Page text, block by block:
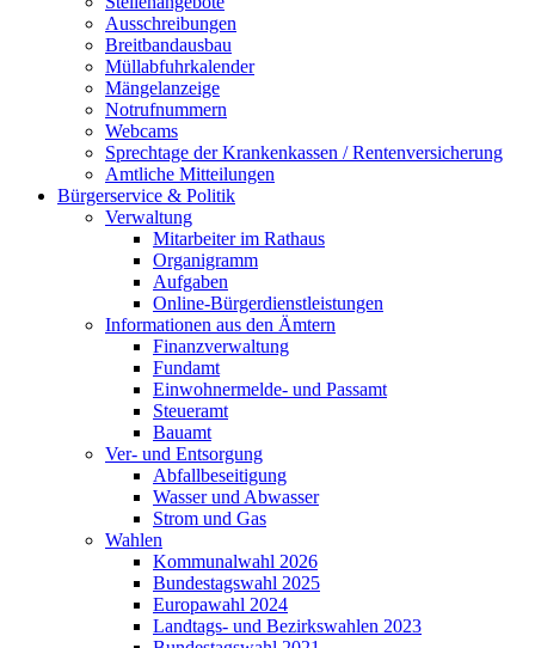
Ausschreibungen
Breitbandausbau
Müllabfuhrkalender
Mängelanzeige
Notrufnummern
Webcams
Sprechtage der Krankenkassen / Rentenversicherung
Amtliche Mitteilungen
Bürgerservice & Politik
Verwaltung
Mitarbeiter im Rathaus
Organigramm
Aufgaben
Online-Bürgerdienstleistungen
Informationen aus den Ämtern
Finanzverwaltung
Fundamt
Einwohnermelde- und Passamt
Steueramt
Bauamt
Ver- und Entsorgung
Abfallbeseitigung
Wasser und Abwasser
Strom und Gas
Wahlen
Kommunalwahl 2026
Bundestagswahl 2025
Europawahl 2024
Landtags- und Bezirkswahlen 2023